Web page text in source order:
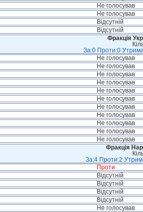
Не голосував
Не голосував
Відсутній
Відсутній
Фракція
За:0 Проти:0
Не голосував
Не голосував
Не голосував
Не голосував
Не голосував
Не голосував
Не голосував
Не голосував
Не голосував
Не голосував
Не голосував
Фракція
За:4 Проти:2
Проти
Відсутній
Відсутній
Відсутній
Відсутній
Не голосував